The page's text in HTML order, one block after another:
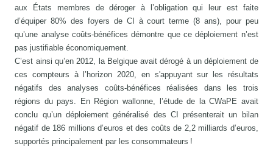
aux États membres de déroger à l’obligation qui leur est faite
d’équiper 80% des foyers de CI à court terme (8 ans), pour peu
qu’une analyse coûts-bénéfices démontre que ce déploiement n’est
pas justifiable économiquement.
C’est ainsi qu’en 2012, la Belgique avait dérogé à un déploiement de
ces compteurs à l’horizon 2020, en s'appuyant sur les résultats
négatifs des analyses coûts-bénéfices réalisées dans les trois
régions du pays. En Région wallonne, l’étude de la CWaPE avait
conclu qu’un déploiement généralisé des CI présenterait un bilan
négatif de 186 millions d’euros et des coûts de 2,2 milliards d’euros,
supportés principalement par les consommateurs !